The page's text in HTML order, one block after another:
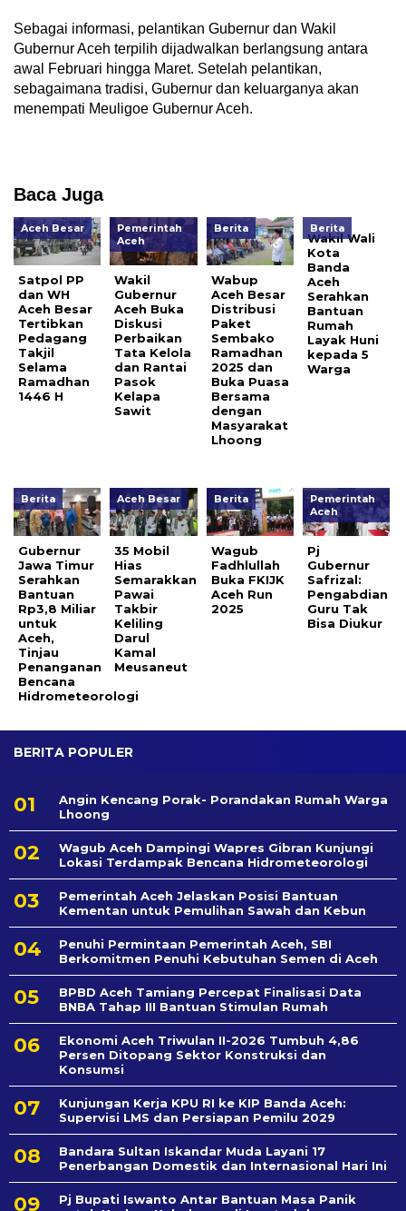
Sebagai informasi, pelantikan Gubernur dan Wakil
Gubernur Aceh terpilih dijadwalkan berlangsung antara
awal Februari hingga Maret. Setelah pelantikan,
sebagaimana tradisi, Gubernur dan keluarganya akan
menempati Meuligoe Gubernur Aceh.
Baca Juga
Aceh Besar
Satpol PP
dan WH
Aceh Besar
Tertibkan
Pedagang
Takjil
Selama
Ramadhan
1446 H
Pemerintah
Aceh
Wakil
Gubernur
Aceh Buka
Diskusi
Perbaikan
Tata Kelola
dan Rantai
Pasok
Kelapa
Sawit
Berita
Wabup
Aceh Besar
Distribusi
Paket
Sembako
Ramadhan
2025 dan
Buka Puasa
Bersama
dengan
Masyarakat
Lhoong
Berita
Wakil Wali
Kota
Banda
Aceh
Serahkan
Bantuan
Rumah
Layak Huni
kepada 5
Warga
Berita
Gubernur
Jawa Timur
Serahkan
Bantuan
Rp3,8 Miliar
untuk
Aceh,
Tinjau
Penanganan
Bencana
Hidrometeorologi
Aceh Besar
35 Mobil
Hias
Semarakkan
Pawai
Takbir
Keliling
Darul
Kamal
Meusaneut
Berita
Wagub
Fadhlullah
Buka FKIJK
Aceh Run
2025
Pemerintah
Aceh
Pj
Gubernur
Safrizal:
Pengabdian
Guru Tak
Bisa Diukur
BERITA POPULER
Angin Kencang Porak- Porandakan Rumah Warga
Lhoong
Wagub Aceh Dampingi Wapres Gibran Kunjungi
Lokasi Terdampak Bencana Hidrometeorologi
Pemerintah Aceh Jelaskan Posisi Bantuan
Kementan untuk Pemulihan Sawah dan Kebun
Penuhi Permintaan Pemerintah Aceh, SBI
Berkomitmen Penuhi Kebutuhan Semen di Aceh
BPBD Aceh Tamiang Percepat Finalisasi Data
BNBA Tahap III Bantuan Stimulan Rumah
Ekonomi Aceh Triwulan II-2026 Tumbuh 4,86
Persen Ditopang Sektor Konstruksi dan
Konsumsi
Kunjungan Kerja KPU RI ke KIP Banda Aceh:
Supervisi LMS dan Persiapan Pemilu 2029
Bandara Sultan Iskandar Muda Layani 17
Penerbangan Domestik dan Internasional Hari Ini
Pj Bupati Iswanto Antar Bantuan Masa Panik